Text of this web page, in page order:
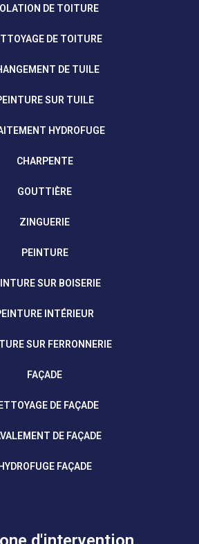
DE TOITURE
DE TOITURE
DE TUILE
SUR TUILE
HYDROFUGE
CHARPENTE
GOUTTIÈRE
ZINGUERIE
PEINTURE
SUR BOISERIE
INTÉRIEUR
SUR FERRONNERIE
FAÇADE
DE FAÇADE
DE FAÇADE
HYDROFUGE FAÇADE